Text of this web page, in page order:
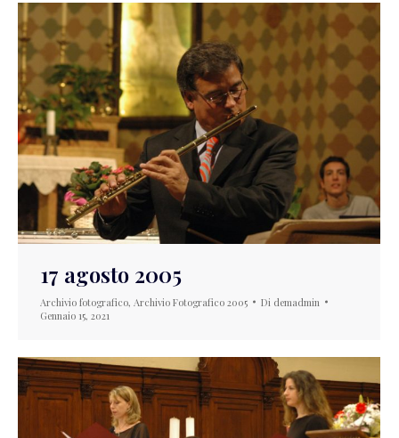
17 agosto 2005
Archivio fotografico, Archivio Fotografico 2005 Di demadmin
Gennaio 15, 2021